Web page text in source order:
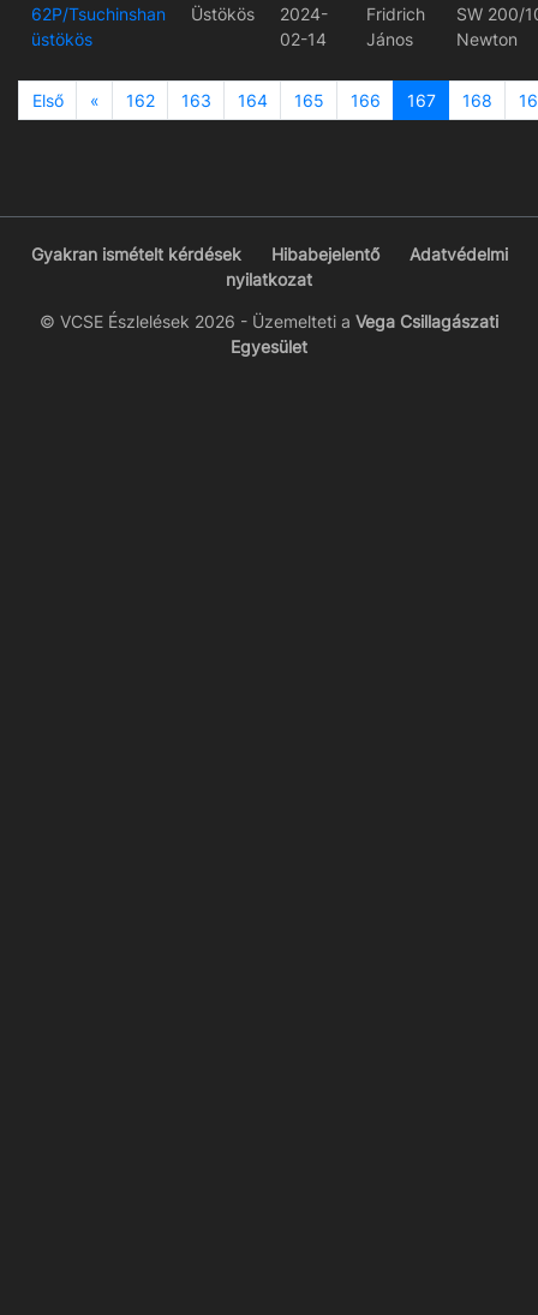
62P/Tsuchinshan
üstökös
Üstökös
2024-
02-14
Fridrich
János
SW 200/
Newton
Első «Previous
162 163 164 165 166 167 168
Gyakran ismételt kérdések Hibabejelentő
Adatvédelmi
nyilatkozat
© VCSE Észlelések 2026 - Üzemelteti a Vega Csillagászati
Egyesület